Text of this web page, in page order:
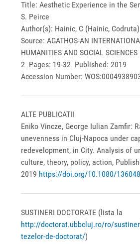
Title: Aesthetic Experience in the
S. Peirce
Author(s): Hainic, C (Hainic, Codruta)
Source: AGATHOS-AN
HUMANITIES AND SOCIAL
2 Pages: 19-32 Published: 2019
Accession Number:
ALTE PUBLICATII
Eniko Vincze, George Iulian Zamfir:
unevenness in Cluj-Napoca under
redevelopment, in City. Analysis of
culture, theory, policy, action,
2019 https://doi.org/10.1080/
SUSTINERI DOCTORATE (lista la
http://doctorat.ubbcluj.ro/ro/
tezelor-de-doctorat/)